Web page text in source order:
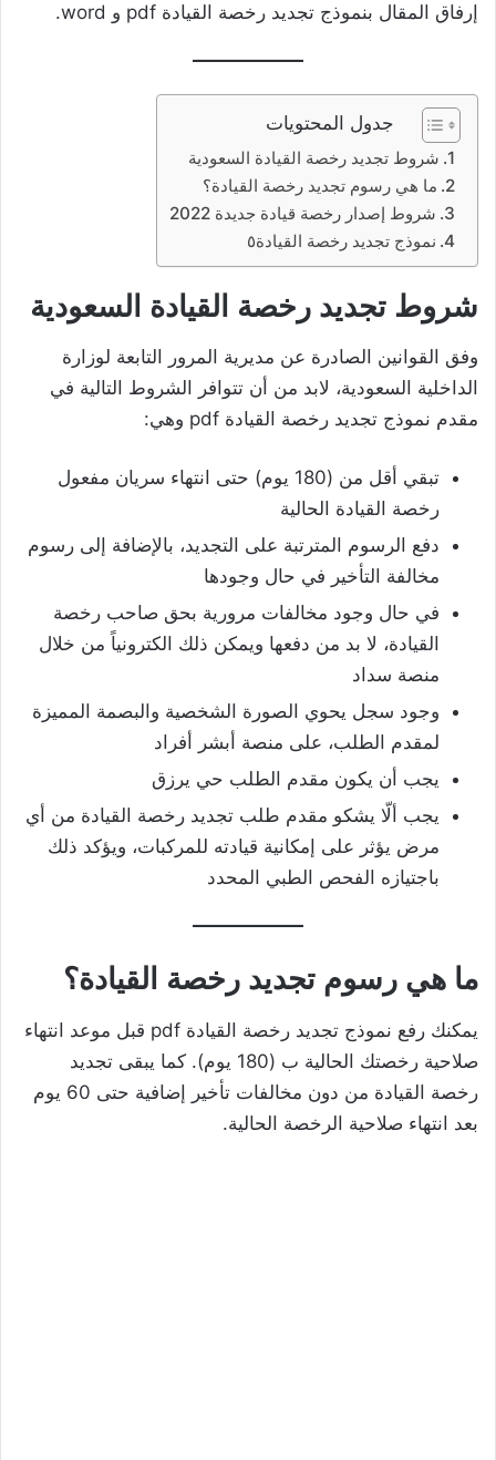
إرفاق المقال بنموذج تجديد رخصة القيادة pdf و word.
جدول المحتويات
شروط تجديد رخصة القيادة السعودية
ما هي رسوم تجديد رخصة القيادة؟
شروط إصدار رخصة قيادة جديدة 2022
نموذج تجديد رخصة القيادة٥
شروط تجديد رخصة القيادة السعودية
وفق القوانين الصادرة عن مديرية المرور التابعة لوزارة
الداخلية السعودية، لابد من أن تتوافر الشروط التالية في
مقدم نموذج تجديد رخصة القيادة pdf وهي:
تبقي أقل من (180 يوم) حتى انتهاء سريان مفعول
رخصة القيادة الحالية
دفع الرسوم المترتبة على التجديد، بالإضافة إلى رسوم
مخالفة التأخير في حال وجودها
في حال وجود مخالفات مرورية بحق صاحب رخصة
القيادة، لا بد من دفعها ويمكن ذلك الكترونياً من خلال
منصة سداد
وجود سجل يحوي الصورة الشخصية والبصمة المميزة
لمقدم الطلب، على منصة أبشر أفراد
يجب أن يكون مقدم الطلب حي يرزق
يجب ألّا يشكو مقدم طلب تجديد رخصة القيادة من أي
مرض يؤثر على إمكانية قيادته للمركبات، ويؤكد ذلك
باجتيازه الفحص الطبي المحدد
ما هي رسوم تجديد رخصة القيادة؟
يمكنك رفع نموذج تجديد رخصة القيادة pdf قبل موعد انتهاء
صلاحية رخصتك الحالية ب (180 يوم). كما يبقى تجديد
رخصة القيادة من دون مخالفات تأخير إضافية حتى 60 يوم
بعد انتهاء صلاحية الرخصة الحالية.